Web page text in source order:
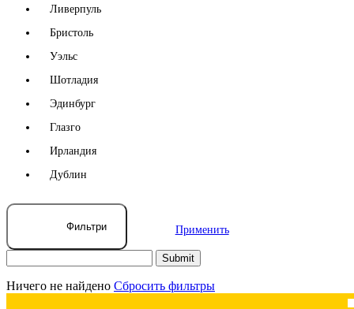
Ливерпуль
Бристоль
Уэльс
Шотладия
Эдинбург
Глазго
Ирландия
Дублин
Фильтри Применить
Ничего не найдено Сбросить фильтры